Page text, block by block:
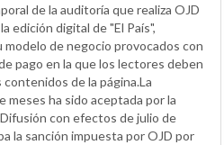
de la auditoría que realiza OJD
edición digital de "El País",
de negocio provocados con
pago en la que los lectores deben
de la página.La
meses ha sido aceptada por la
con efectos de julio de
la sanción impuesta por OJD por